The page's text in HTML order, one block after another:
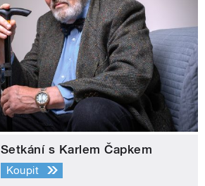
Setkání s Karlem Čapkem
Koupit